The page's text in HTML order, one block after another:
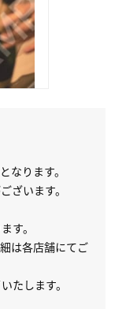
なります。
ざいます。
す。
は各店舗にてご
たします。